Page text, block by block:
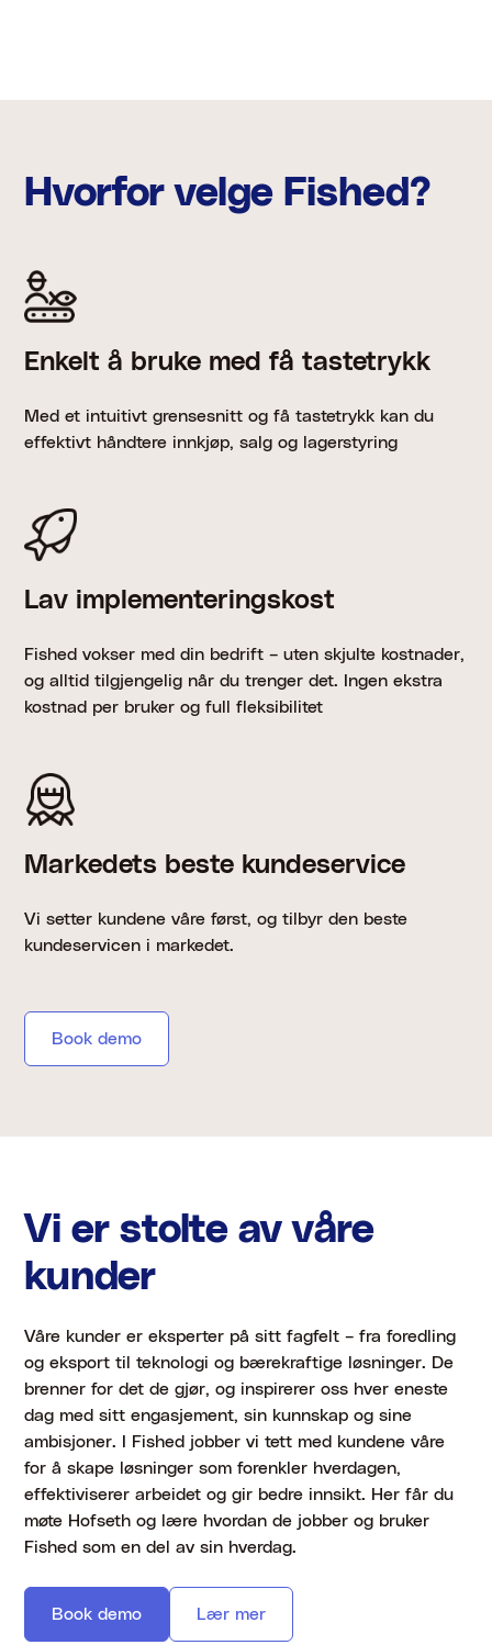
Hvorfor velge Fished?
Enkelt å bruke med få tastetrykk
Med et intuitivt grensesnitt og få tastetrykk kan du
effektivt håndtere innkjøp, salg og lagerstyring
Lav implementeringskost
Fished vokser med din bedrift – uten skjulte kostnader,
og alltid tilgjengelig når du trenger det. Ingen ekstra
kostnad per bruker og full fleksibilitet
Markedets beste kundeservice
Vi setter kundene våre først, og tilbyr den beste
kundeservicen i markedet.
Book demo
Vi er stolte av våre
kunder
Våre kunder er eksperter på sitt fagfelt – fra foredling
og eksport til teknologi og bærekraftige løsninger. De
brenner for det de gjør, og inspirerer oss hver eneste
dag med sitt engasjement, sin kunnskap og sine
ambisjoner. I Fished jobber vi tett med kundene våre
for å skape løsninger som forenkler hverdagen,
effektiviserer arbeidet og gir bedre innsikt. Her får du
møte Hofseth og lære hvordan de jobber og bruker
Fished som en del av sin hverdag.
Book demo Lær mer